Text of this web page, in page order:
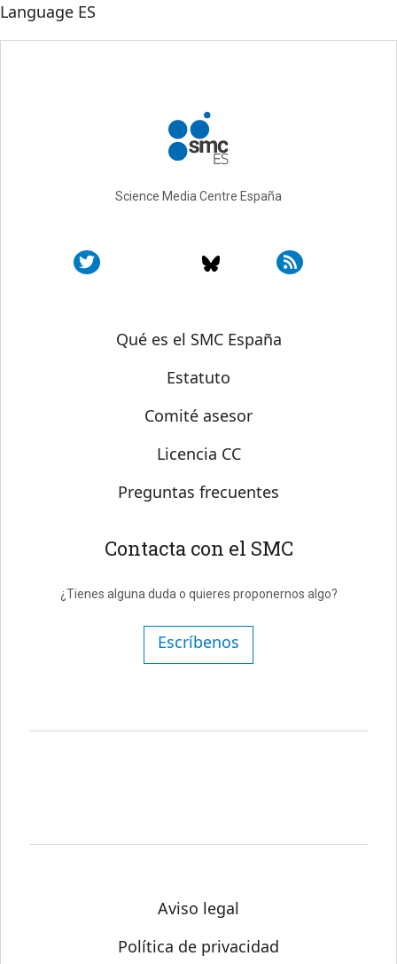
Language ES
Science Media Centre España
Sobre SMC España
Qué es el SMC España
Estatuto
Comité asesor
Licencia CC
Preguntas frecuentes
Contacta con el SMC
¿Tienes alguna duda o quieres proponernos algo?
Escríbenos
Aviso legal
Política de privacidad